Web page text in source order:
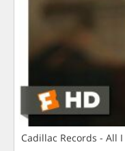
Cadillac Records - All